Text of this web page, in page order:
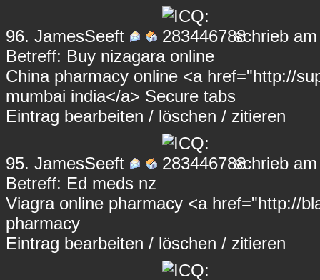
96. JamesSeeft
schrieb am
Betreff: Buy nizagara online
China pharmacy online <a href="http://
mumbai india</a> Secure tabs
Eintrag bearbeiten / löschen / zitieren
95. JamesSeeft
schrieb am
Betreff: Ed meds nz
Viagra online pharmacy <a href="http://
pharmacy
Eintrag bearbeiten / löschen / zitieren